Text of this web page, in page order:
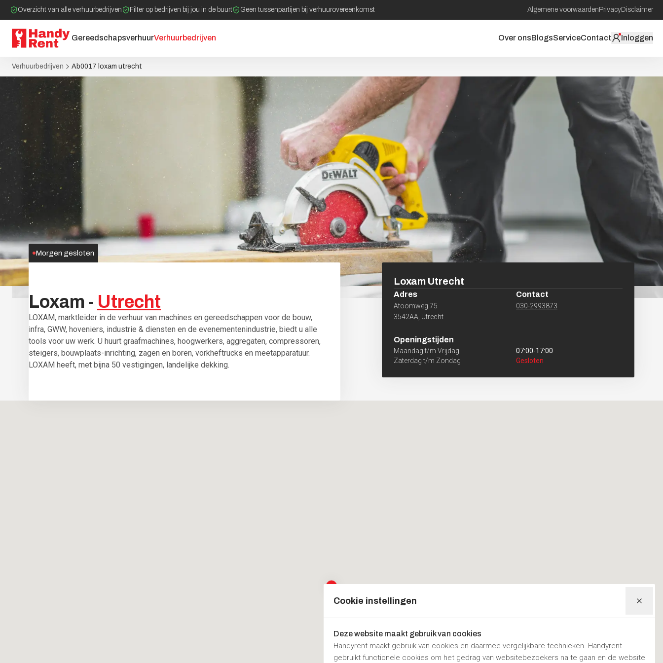
Overzicht van alle verhuurbedrijven Filter op bedrijven bij jou in de buurt Geen tussenpartijen bij verhuurovereenkomst Algemene voorwaarden PrivacyDisclaimer
GereedschapsverhuurVerhuurbedrijven Over onsBlogsServiceContact Inloggen
Verhuurbedrijven Ab0017 loxam utrecht
Loxam - Utrecht
LOXAM, marktleider in de verhuur van machines en gereedschappen voor de bouw,
infra, GWW, hoveniers, industrie & diensten en de evenementenindustrie, biedt u alle
tools voor uw werk. U huurt graafmachines, hoogwerkers, aggregaten, compressoren,
steigers, bouwplaats-inrichting, zagen en boren, vorkheftrucks en meetapparatuur.
LOXAM heeft, met bijna 50 vestigingen, landelijke dekking.
Morgen gesloten
Loxam Utrecht
Adres
Atoomweg 75
3542AA Utrecht
Contact
030-2993873
Openingstijden
Maandag t/m Vrijdag 07:00-17:00
Zaterdag t/m Zondag
Gesloten
Cookie instellingen
Deze website maakt gebruik van cookies
Handyrent maakt gebruik van cookies en daarmee vergelijkbare technieken. Handyrent
gebruikt functionele cookies om het gedrag van websitebezoekers na te gaan en de website